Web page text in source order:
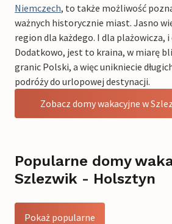
Niemczech, to także możliwość
ważnych historycznie miast. Jasno
region dla każdego. I dla plażowicza,
Dodatkowo, jest to kraina, w miarę
granic Polski, a więc unikniecie
podróży do urlopowej destynacji.
Zobacz domy wakacyjne w
Popularne domy
Szlezwik - Holsztyn
Pokaż popularne